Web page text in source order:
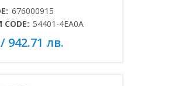
676000915
CODE: 54401-4EA0A
942.71 лв.